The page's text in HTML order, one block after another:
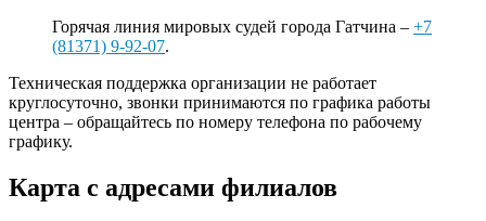
Горячая линия мировых судей города Гатчина – +7
(81371) 9-92-07.
Техническая поддержка организации не работает
круглосуточно, звонки принимаются по графика работы
центра – обращайтесь по номеру телефона по рабочему
графику.
Карта с адресами филиалов